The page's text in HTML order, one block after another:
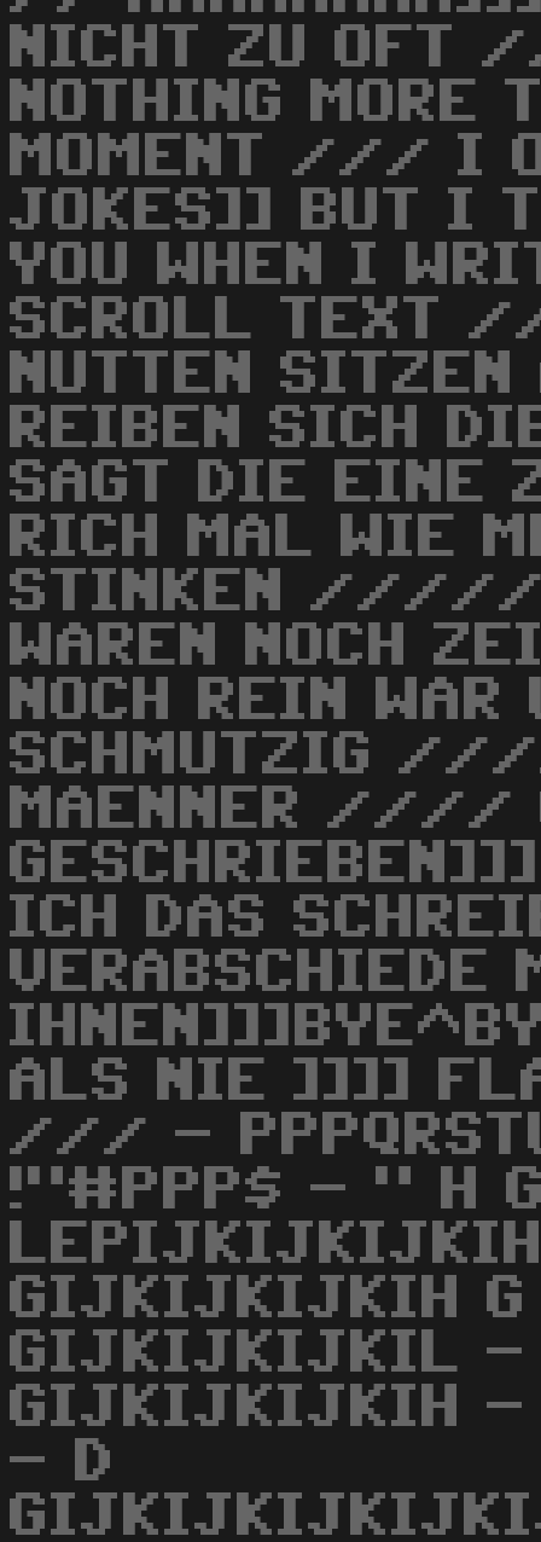
NICHT ZU
NOTHING MORE
MOMENT /// I
JOKES]] BUT I
YOU WHEN I
SCROLL
NUTTEN SITZEN
REIBEN SICH
SAGT DIE EINE
RICH MAL WIE
STINKEN /////
WAREN NOCH
NOCH REIN WAR
SCHMUTZIG ////
MAENNER ////
ICH DAS
VERABSCHIEDE
ALS NIE ]]]]
/// -
!"#PPP$ - " H
GIJKIJKIJKIH
GIJKIJKIJKIL -
GIJKIJKIJKIH -
- D